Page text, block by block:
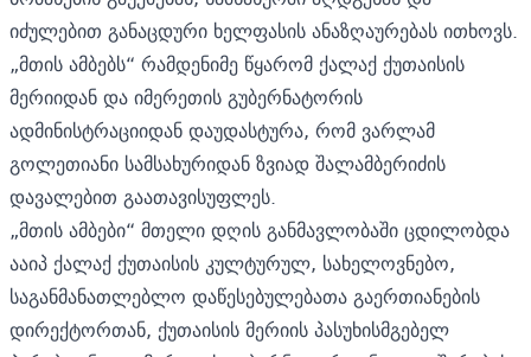
იძულებით განაცდური ხელფასის ანაზღაურებას ითხოვს.
„მთის ამბებს“ რამდენიმე წყარომ ქალაქ ქუთაისის
მერიიდან და იმერეთის გუბერნატორის
ადმინისტრაციიდან დაუდასტურა, რომ ვარლამ
გოლეთიანი სამსახურიდან ზვიად შალამბერიძის
დავალებით გაათავისუფლეს.
„მთის ამბები“ მთელი დღის განმავლობაში ცდილობდა
ააიპ ქალაქ ქუთაისის კულტურულ, სახელოვნებო,
საგანმანათლებლო დაწესებულებათა გაერთიანების
დირექტორთან, ქუთაისის მერიის პასუხისმგებელ